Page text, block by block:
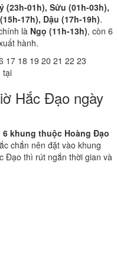
(23h-01h), Sửu (01h-03h),
17h), Dậu (17h-19h).
là Ngọ (11h-13h), còn 6
hành.
17 18 19 20 21 22 23
tại
Hắc Đạo ngày
6 khung thuộc Hoàng Đạo
chắn nên đặt vào khung
Đạo thì rút ngắn thời gian và